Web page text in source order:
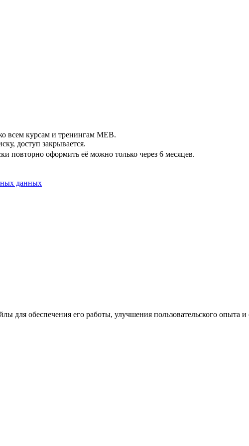
всем курсам и тренингам MEB.
доступ закрывается.
повторно оформить её можно только через 6 месяцев.
данных
для обеспечения его работы, улучшения пользовательского опыта